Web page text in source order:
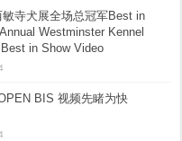
寺犬展全场总冠军Best in
Westminster Kennel
in Show Video
BIS 视频先睹为快